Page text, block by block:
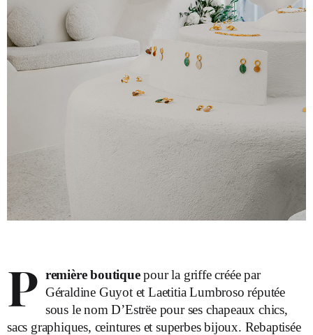
P remière boutiquepour la griffe créée par
Géraldine Guyot et Laetitia Lumbroso réputée
sous le nom D’Estrëe pour ses chapeaux chics,
sacs graphiques, ceintures et superbes bijoux. Rebaptisée